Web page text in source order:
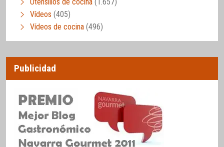
Vídeos (405)
Vídeos de cocina (496)
Publicidad